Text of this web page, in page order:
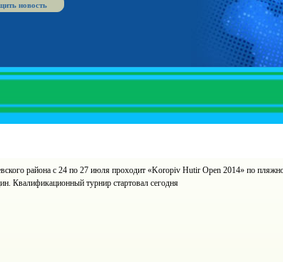
новость
района с 24 по 27 июля проходит «Koropiv Hutir Open 2014» по
Квалификационный турнир стартовал сегодня